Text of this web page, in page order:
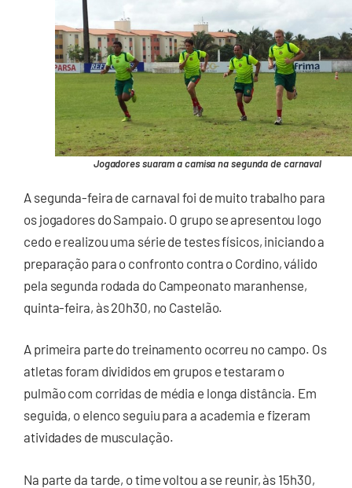
Jogadores suaram a camisa na segunda de carnaval
A segunda-feira de carnaval foi de muito trabalho para
os jogadores do Sampaio. O grupo se apresentou logo
cedo e realizou uma série de testes físicos, iniciando a
preparação para o confronto contra o Cordino, válido
pela segunda rodada do Campeonato maranhense,
quinta-feira, às 20h30, no Castelão.
A primeira parte do treinamento ocorreu no campo. Os
atletas foram divididos em grupos e testaram o
pulmão com corridas de média e longa distância. Em
seguida, o elenco seguiu para a academia e fizeram
atividades de musculação.
Na parte da tarde, o time voltou a se reunir, às 15h30,